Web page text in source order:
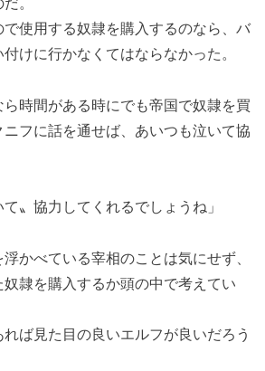
使用する奴隷を購入するのなら、バ
けに行かなくてはならなかった。
ら時間がある時にでも帝国で奴隷を買
フに話を通せば、あいつも泣いて協
〟協力してくれるでしょうね」
かべている宰相のことは気にせず、
隷を購入するか頭の中で考えてい
ば見た目の良いエルフが良いだろう